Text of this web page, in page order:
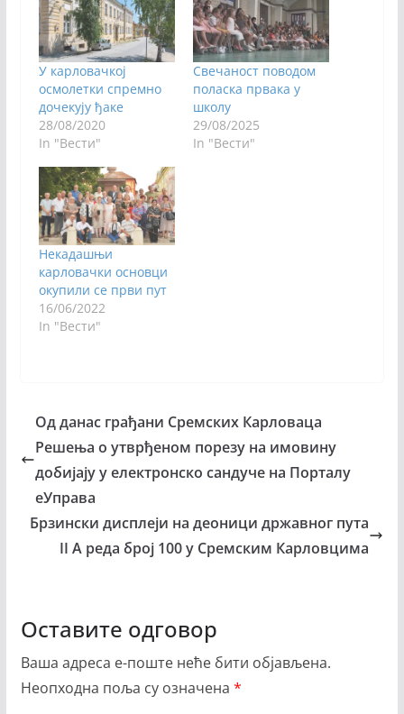
У карловачкој
осмолетки спремно
дочекују ђаке
28/08/2020
In "Вести"
Свечаност поводом
поласка првака у
школу
29/08/2025
In "Вести"
Некадашњи
карловачки основци
окупили се први пут
16/06/2022
In "Вести"
Од данас грађани Сремских Карловаца
Решења о утврђеном порезу на имовину
добијају у електронско сандуче на Порталу
еУправа
Брзински дисплеји на деоници државног пута
II А реда број 100 у Сремским Карловцима
Оставите одговор
Ваша адреса е-поште неће бити објављена.
Неопходна поља су означена *